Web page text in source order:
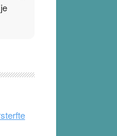
het